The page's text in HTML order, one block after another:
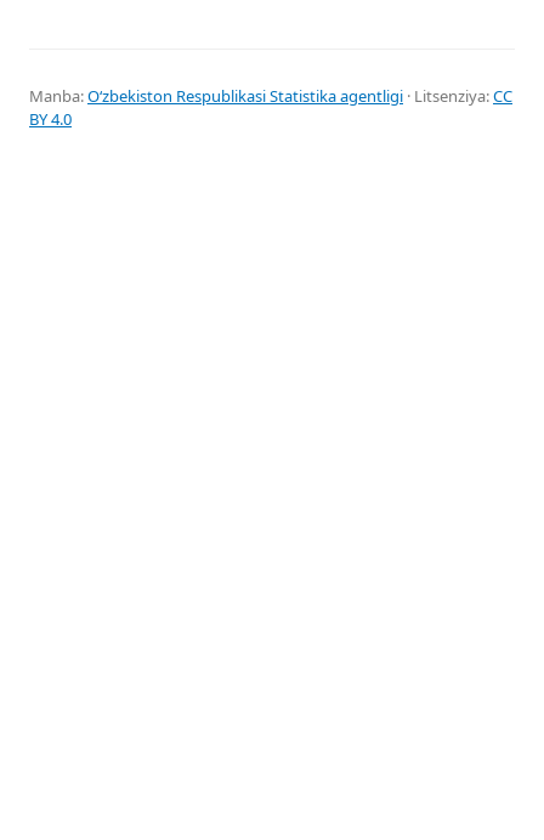
Manba:Oʻzbekiston Respublikasi Statistika agentligi · Litsenziya:CC
BY 4.0